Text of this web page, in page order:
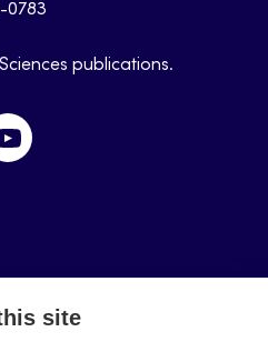
0783
publications.
site